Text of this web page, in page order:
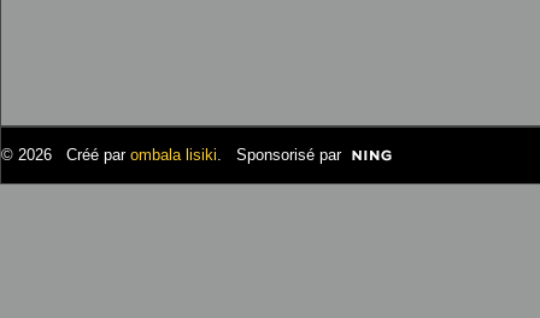
© 2026 Créé par ombala lisiki. Sponsorisé par